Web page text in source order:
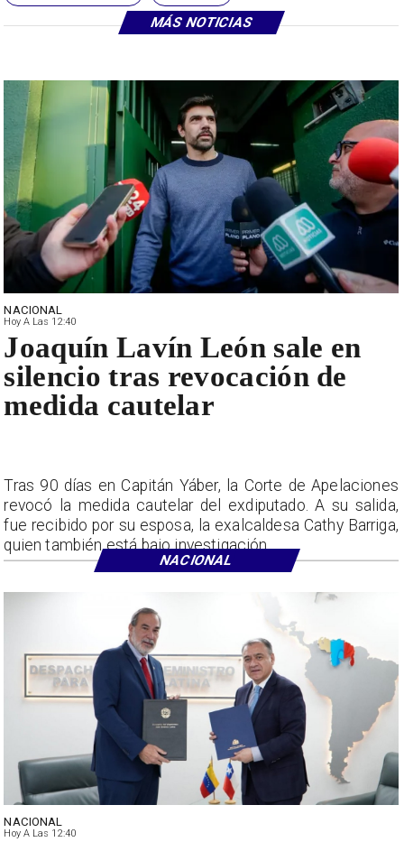
MÁS NOTICIAS
NACIONAL
Hoy A Las 12:40
NACIONAL
Hoy A Las 12:40
Joaquín Lavín León sale en
silencio tras revocación de
medida cautelar
Tras 90 días en Capitán Yáber, la Corte de Apelaciones
revocó la medida cautelar del exdiputado. A su salida,
fue recibido por su esposa, la exalcaldesa Cathy Barriga,
quien también está bajo investigación.
NACIONAL